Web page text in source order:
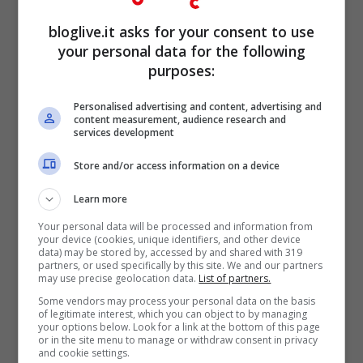
L’anno successivo acquista
lavorare ai lungometraggi animati al
Computer (del 1995 è il famoso film Toy
Il suo ritorno in Apple avviene nel 1996,
bloglive.it asks for your consent to use
your personal data for the following
purposes:
Personalised advertising and content, advertising and
content measurement, audience research and
services development
Store and/or access information on a device
Learn more
Your personal data will be processed and information from
your device (cookies, unique identifiers, and other device
data) may be stored by, accessed by and shared with 319
partners, or used specifically by this site. We and our partners
may use precise geolocation data. List of partners.
Some vendors may process your personal data on the basis
of legitimate interest, which you can object to by managing
your options below. Look for a link at the bottom of this page
or in the site menu to manage or withdraw consent in privacy
and cookie settings.